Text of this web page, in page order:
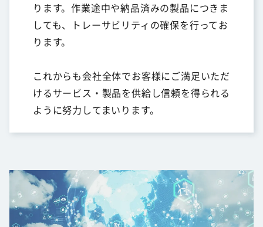
ります。作業途中や納品済みの製品につきま
しても、トレーサビリティの確保を行ってお
ります。
これからも会社全体でお客様にご満足いただ
けるサービス・製品を供給し信頼を得られる
ように努力してまいります。